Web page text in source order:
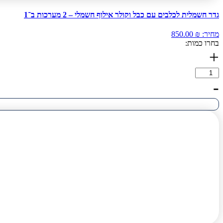
גדר חשמלית לכלבים עם כבל וקולר אילוף חשמלי – 2 מערכות ב־1
מחיר: 850.00 ₪
בחרו כמות:
+
-